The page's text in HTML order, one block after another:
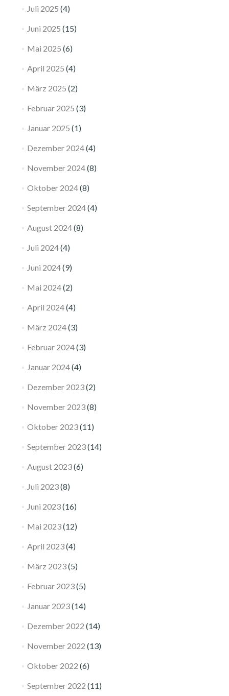
Juli 2025 (4)
Juni 2025 (15)
Mai 2025 (6)
April 2025 (4)
März 2025 (2)
Februar 2025 (3)
Januar 2025 (1)
Dezember 2024(4)
November 2024(8)
Oktober 2024(8)
September 2024(4)
August 2024(8)
Juli 2024(4)
Juni 2024(9)
Mai 2024(2)
April 2024(4)
März 2024(3)
Februar 2024(3)
Januar 2024(4)
Dezember 2023(2)
November 2023(8)
Oktober 2023(11)
September 2023(14)
August 2023(6)
Juli 2023(8)
Juni 2023(16)
Mai 2023(12)
April 2023(4)
März 2023(5)
Februar 2023(5)
Januar 2023(14)
Dezember 2022 (14)
November 2022 (13)
Oktober 2022 (6)
September 2022 (11)